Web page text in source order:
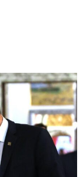
bouchées
: le
avions au
de la guerre